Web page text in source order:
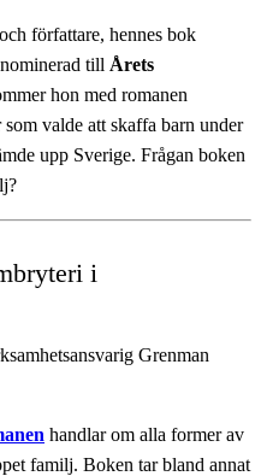
författare, hennes bok
till Årets
hon med romanen
valde att skaffa barn under
upp Sverige. Frågan boken
i
Grenman
handlar om alla former av
familj. Boken tar bland annat